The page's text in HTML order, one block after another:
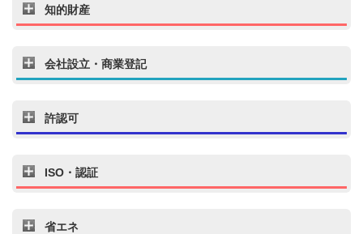
知的財産
会社設立・商業登記
許認可
ISO・認証
省エネ